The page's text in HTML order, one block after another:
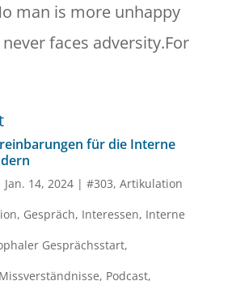
man is more unhappy
faces adversity.For
für die Interne
Jan. 14, 2024| #303, Artikulation
, Gespräch, Interessen, Interne
Gesprächsstart,
Missverständnisse, Podcast,